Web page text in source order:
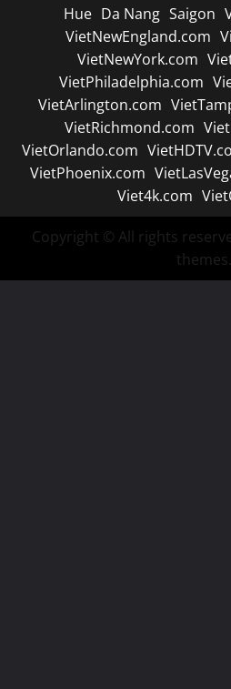
Hue Da Nang Saigon
VietNewEngland.com
VietNewYork.com
VietPhiladelphia.com
VietArlington.com
VietRichmond.com
VietOrlando.com
VietPhoenix.com
Viet4k.com
Copyright © All rights
themes.